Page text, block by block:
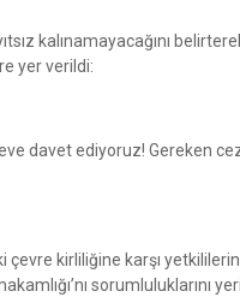
kalınamayacağını
yer verildi:
davet ediyoruz! Gereken
çevre kirliliğine karşı
sorumluluklarını